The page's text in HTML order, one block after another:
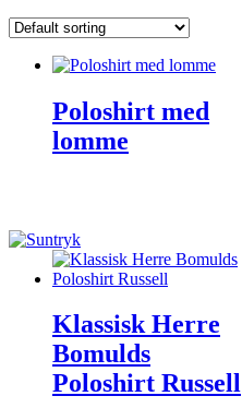
Poloshirt med
lomme
Klassisk Herre
Bomulds
Poloshirt Russell